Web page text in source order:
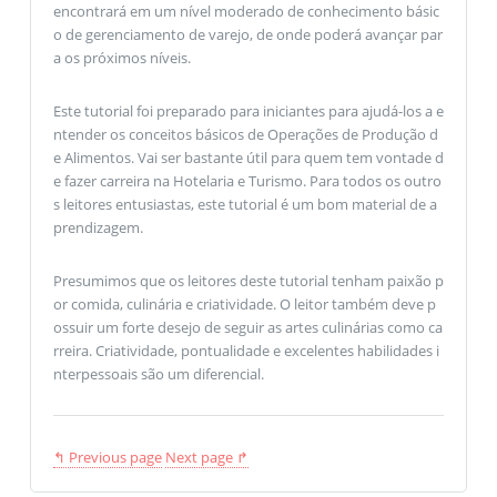
encontrará em um nível moderado de conhecimento básic
o de gerenciamento de varejo, de onde poderá avançar par
a os próximos níveis.
Este tutorial foi preparado para iniciantes para ajudá-los a e
ntender os conceitos básicos de Operações de Produção d
e Alimentos. Vai ser bastante útil para quem tem vontade d
e fazer carreira na Hotelaria e Turismo. Para todos os outro
s leitores entusiastas, este tutorial é um bom material de a
prendizagem.
Presumimos que os leitores deste tutorial tenham paixão p
or comida, culinária e criatividade. O leitor também deve p
ossuir um forte desejo de seguir as artes culinárias como ca
rreira. Criatividade, pontualidade e excelentes habilidades i
nterpessoais são um diferencial.
↰ Previous page Next page ↱